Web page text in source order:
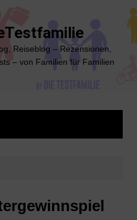
Reiseblog – Rezensionen,
– von Familien für Familien